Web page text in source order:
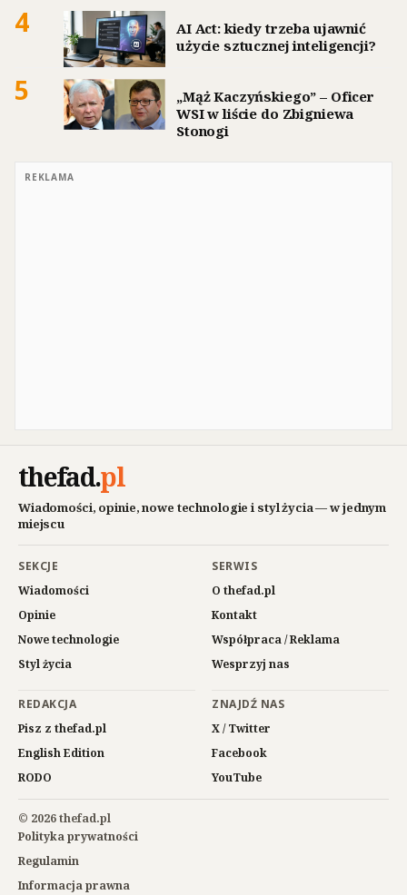
4
AI Act: kiedy trzeba ujawnić
użycie sztucznej inteligencji?
5
„Mąż Kaczyńskiego” – Oficer
WSI w liście do Zbigniewa
Stonogi
REKLAMA
thefad.pl
Wiadomości, opinie, nowe technologie i styl życia — w jednym
miejscu
SEKCJE
Wiadomości
Opinie
Nowe technologie
Styl życia
SERWIS
O thefad.pl
Kontakt
Współpraca / Reklama
Wesprzyj nas
REDAKCJA
Pisz z thefad.pl
English Edition
RODO
ZNAJDŹ NAS
X / Twitter
Facebook
YouTube
© 2026 thefad.pl
Polityka prywatności
Regulamin
Informacja prawna